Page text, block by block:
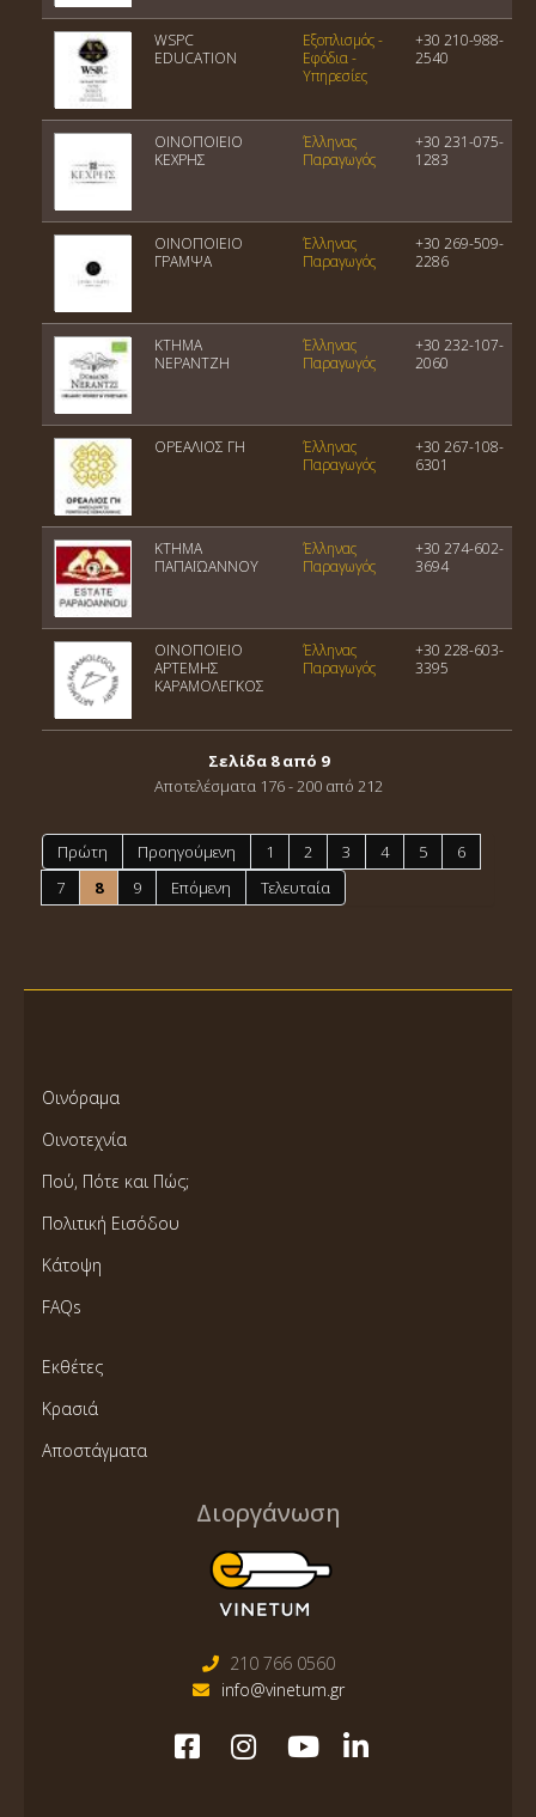
WSPC
EDUCATION
Εξοπλισμός -
Εφόδια -
Υπηρεσίες
+30 210-988-
2540
ΟΙΝΟΠΟΙΕΙΟ
ΚΕΧΡΗΣ
Έλληνας
Παραγωγός
+30 231-075-
1283
ΟΙΝΟΠΟΙΕΙΟ
ΓΡΑΜΨΑ
Έλληνας
Παραγωγός
+30 269-509-
2286
ΚΤΗΜΑ
ΝΕΡΑΝΤΖΗ
Έλληνας
Παραγωγός
+30 232-107-
2060
ΟΡΕΑΛΙΟΣ ΓΗ
Έλληνας
Παραγωγός
+30 267-108-
6301
ΚΤΗΜΑ
ΠΑΠΑΪΩΑΝΝΟΥ
Έλληνας
Παραγωγός
+30 274-602-
3694
ΟΙΝΟΠΟΙΕΙΟ
ΑΡΤΕΜΗΣ
ΚΑΡΑΜΟΛΕΓΚΟΣ
Έλληνας
Παραγωγός
+30 228-603-
3395
Σελίδα 8 από 9
Αποτελέσματα 176 - 200 από 212
Πρώτη Προηγούμενη 1 2 3 4 5
6
7
8 9 Επόμενη Τελευταία
Οινόραμα
Οινοτεχνία
Πού, Πότε και Πώς;
Πολιτική Εισόδου
Κάτοψη
FAQs
Εκθέτες
Κρασιά
Αποστάγματα
Διοργάνωση
210 766 0560
info@vinetum.gr